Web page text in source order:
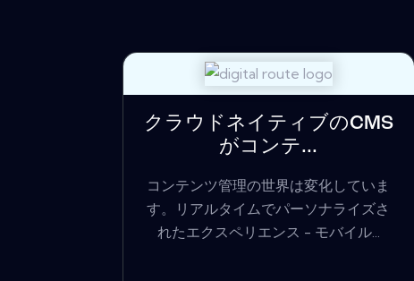
クラウドネイティブのCMS
がコンテ...
コンテンツ管理の世界は変化していま
す。リアルタイムでパーソナライズさ
れたエクスペリエンス - モバイル...